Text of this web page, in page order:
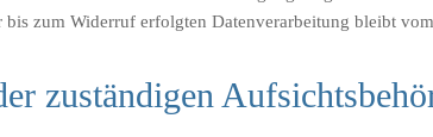
zum Widerruf erfolgten Datenverarbeitung bleibt
zuständigen